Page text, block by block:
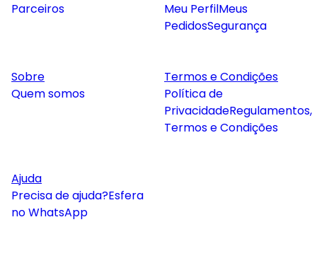
Parceiros
Meu PerfilMeus
PedidosSegurança
Sobre
Quem somos
Termos e Condições
Política de
PrivacidadeRegulamentos,
Termos e Condições
Ajuda
Precisa de ajuda?Esfera
no WhatsApp